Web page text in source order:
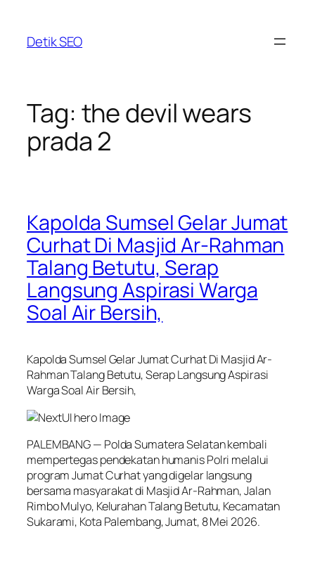
content
Detik SEO
Tag: the devil wears
prada 2
Kapolda Sumsel Gelar Jumat
Curhat Di Masjid Ar-Rahman
Talang Betutu, Serap
Langsung Aspirasi Warga
Soal Air Bersih,
Kapolda Sumsel Gelar Jumat Curhat Di Masjid Ar-
Rahman Talang Betutu, Serap Langsung Aspirasi
Warga Soal Air Bersih,
PALEMBANG — Polda Sumatera Selatan kembali
mempertegas pendekatan humanis Polri melalui
program Jumat Curhat yang digelar langsung
bersama masyarakat di Masjid Ar-Rahman, Jalan
Rimbo Mulyo, Kelurahan Talang Betutu, Kecamatan
Sukarami, Kota Palembang, Jumat, 8 Mei 2026.